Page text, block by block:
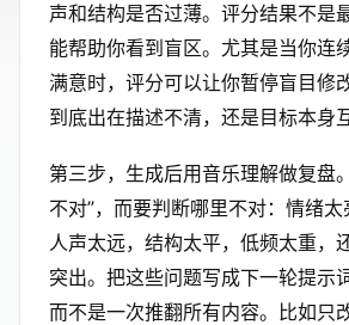
声和结构是否过薄。评分结果不是
能帮助你看到盲区。尤其是当你连
满意时，评分可以让你暂停盲目修
到底出在描述不清，还是目标本身
第三步，生成后用音乐理解做复盘
不对”，而要判断哪里不对：情绪太
人声太远，结构太平，低频太重，
突出。把这些问题写成下一轮提示
而不是一次推翻所有内容。比如只